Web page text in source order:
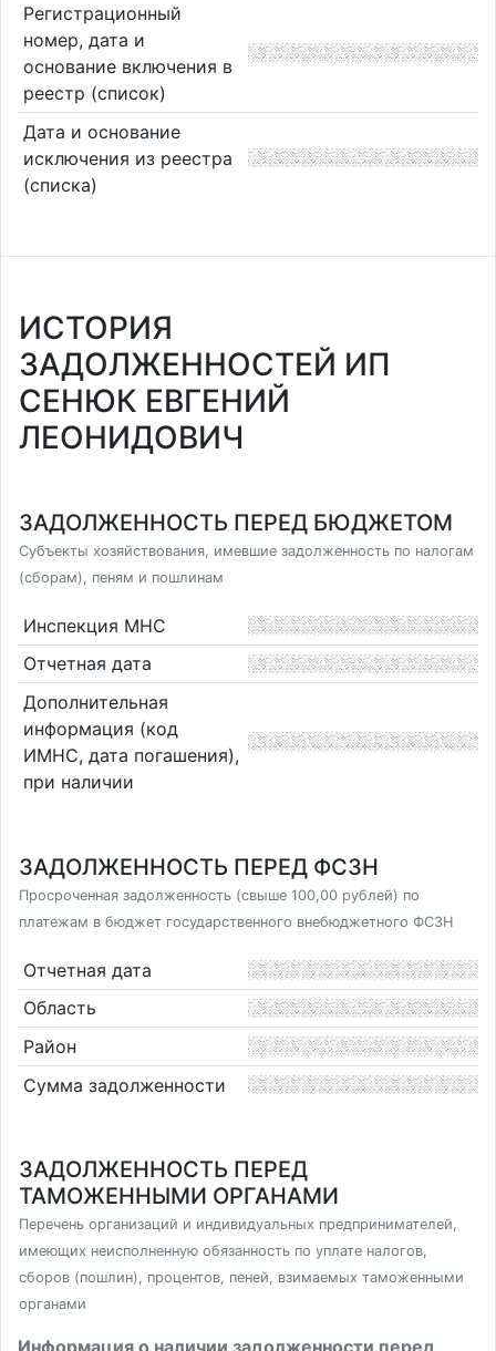
Регистрационный
номер, дата и
основание включения в
реестр (список)
Дата и основание
исключения из реестра
(списка)
ИСТОРИЯ
ЗАДОЛЖЕННОСТЕЙ ИП
СЕНЮК ЕВГЕНИЙ
ЛЕОНИДОВИЧ
ЗАДОЛЖЕННОСТЬ ПЕРЕД БЮДЖЕТОМ
Субъекты хозяйствования, имевшие задолженность по налогам
(сборам), пеням и пошлинам
Инспекция МНС
Отчетная дата
Дополнительная
информация (код
ИМНС, дата погашения),
при наличии
ЗАДОЛЖЕННОСТЬ ПЕРЕД ФСЗН
Просроченная задолженность (свыше 100,00 рублей) по
платежам в бюджет государственного внебюджетного ФСЗН
Отчетная дата
Область
Район
Сумма задолженности
ЗАДОЛЖЕННОСТЬ ПЕРЕД
ТАМОЖЕННЫМИ ОРГАНАМИ
Перечень организаций и индивидуальных предпринимателей,
имеющих неисполненную обязанность по уплате налогов,
сборов (пошлин), процентов, пеней, взимаемых таможенными
органами
Информация о наличии задолженности перед